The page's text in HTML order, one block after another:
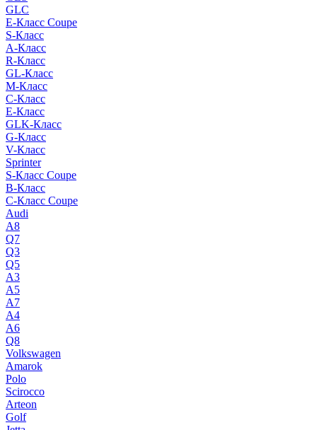
GLC
E-Класс Coupe
S-Класс
A-Класс
R-Класс
GL-Класс
M-Класс
C-Класс
E-Класс
GLK-Класс
G-Класс
V-Класс
Sprinter
S-Класс Сoupe
B-Класс
C-Класс Coupe
Audi
A8
Q7
Q3
Q5
A3
A5
A7
A4
A6
Q8
Volkswagen
Amarok
Polo
Scirocco
Arteon
Golf